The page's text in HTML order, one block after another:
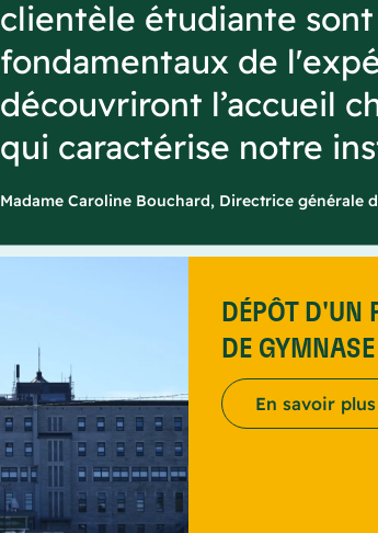
clientèle étudiante
fondamentaux de
découvriront l’accueil
qui caractérise notre
Madame Caroline Bouchard, Directrice générale
DÉPÔT D'UN
DE
En savoir plus